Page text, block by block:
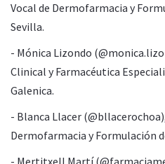
Vocal de Dermofarmacia y
Sevilla.
- Mónica Lizondo
Clinical y Farmacéutica
Galenica.
- Blanca Llacer
Dermofarmacia y Formulación